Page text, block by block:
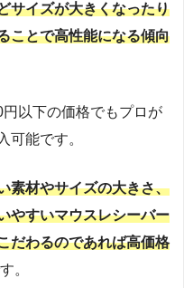
サイズが大きくなったり
ことで高性能になる傾向
以下の価格でもプロが
可能です。
素材やサイズの大きさ、
やすいマウスレシーバー
だわるのであれば高価格
。